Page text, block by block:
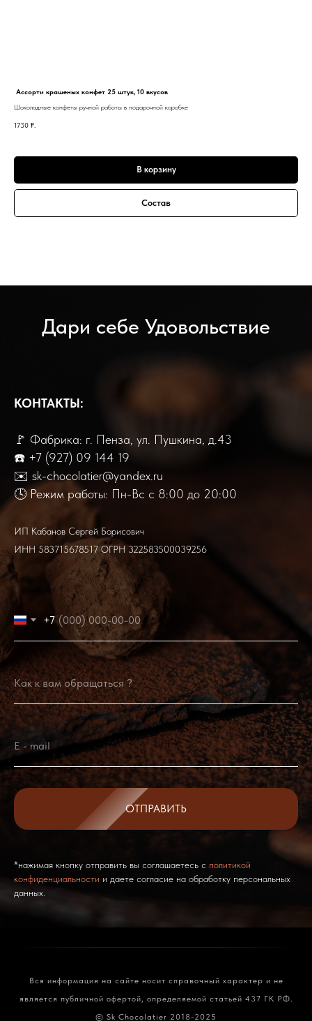
Ассорти крашеных конфет 25 штук, 10 вкусов
Шоколадные конфеты ручной работы в подарочной коробке
1730 ₽.
В корзину
Состав
Дари себе Удовольствие
КОНТАКТЫ:
🚩 Фабрика: г. Пенза, ул. Пушкина, д.43
☎️ +7 (927) 09 144 19
✉️ sk-chocolatier@yandex.ru
🕓 Режим работы: Пн-Вс с 8:00 до 20:00
ИП Кабанов Сергей Борисович
ИНН 583715678517 ОГРН 322583500039256
+7
ОТПРАВИТЬ
*нажимая кнопку отправить вы соглашаетесь с политикой
конфиденциальности и даете согласие на обработку персональных
данных.
Вся информация на сайте носит справочный характер и не
является публичной офертой, определяемой статьей 437 ГК РФ.
© Sk Chocolatier 2018-2025